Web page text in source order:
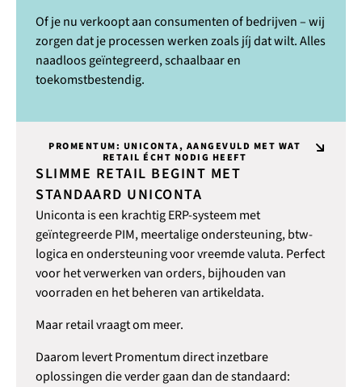
Of je nu verkoopt aan consumenten of bedrijven – wij
zorgen dat je processen werken zoals jíj dat wilt. Alles
naadloos geïntegreerd, schaalbaar en
toekomstbestendig.
PROMENTUM: UNICONTA, AANGEVULD MET WAT
RETAIL ÉCHT NODIG HEEFT
SLIMME RETAIL BEGINT MET
STANDAARD UNICONTA
Uniconta is een krachtig ERP-systeem met
geïntegreerde PIM, meertalige ondersteuning, btw-
logica en ondersteuning voor vreemde valuta. Perfect
voor het verwerken van orders, bijhouden van
voorraden en het beheren van artikeldata.
Maar retail vraagt om meer.
Daarom levert Promentum direct inzetbare
oplossingen die verder gaan dan de standaard: